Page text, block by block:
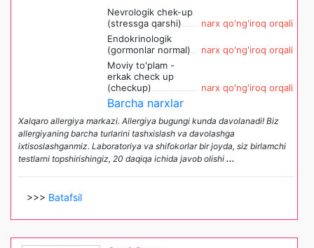
Nevrologik chek-up
(stressga qarshi)
narx qo'ng'iroq orqali
Endokrinologik
(gormonlar normal)
narx qo'ng'iroq orqali
Moviy to'plam -
erkak check up
(checkup)
narx qo'ng'iroq orqali
Barcha narxlar
Xalqaro allergiya markazi. Allergiya bugungi kunda davolanadi! Biz
allergiyaning barcha turlarini tashxislash va davolashga
ixtisoslashganmiz. Laboratoriya va shifokorlar bir joyda, siz birlamchi
testlarni topshirishingiz, 20 daqiqa ichida javob olishi ...
>>> Batafsil